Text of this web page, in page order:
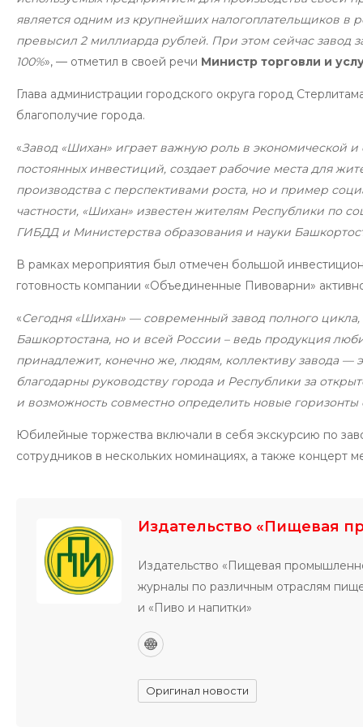
является одним из крупнейших налогоплательщиков в
превысил 2 миллиарда рублей. При этом сейчас завод
100%», — отметил в своей речи Министр торговли и
Глава администрации городского округа город
благополучие города.
«Завод «Шихан» играет важную роль в экономической
постоянных инвестиций, создает рабочие места для
производства с перспективами роста, но и пример
частности, «Шихан» известен жителям Республики по
ГИБДД и Министерства образования и науки
В рамках мероприятия был отмечен большой
готовность компании «Объединенные Пивоварни»
«Сегодня «Шихан» — современный завод полного
Башкортостана, но и всей России – ведь продукция
принадлежит, конечно же, людям, коллективу завода
благодарны руководству города и Республики за
и возможность совместно определить новые горизонты
Юбилейные торжества включали в себя экскурсию по
сотрудников в нескольких номинациях, а также концерт
Издательство «Пищевая
Издательство «Пищевая
журналы по различным отраслям
и «Пиво и напитки»
Оригинал новости